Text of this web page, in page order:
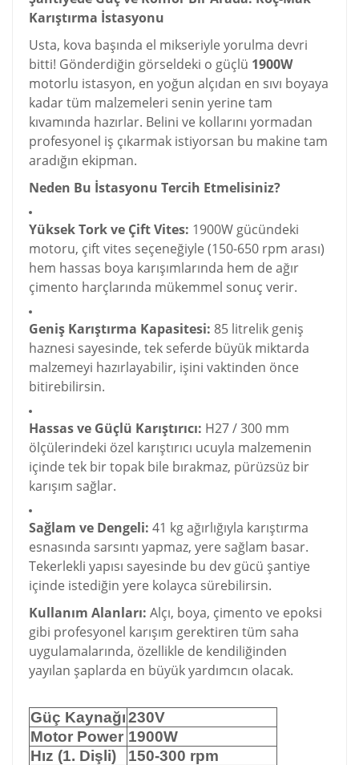
Karıştırma İstasyonu
Usta, kova başında el mikseriyle yorulma devri
bitti! Gönderdiğin görseldeki o güçlü 1900W
motorlu istasyon, en yoğun alçıdan en sıvı boyaya
kadar tüm malzemeleri senin yerine tam
kıvamında hazırlar. Belini ve kollarını yormadan
profesyonel iş çıkarmak istiyorsan bu makine tam
aradığın ekipman.
Neden Bu İstasyonu Tercih Etmelisiniz?
Yüksek Tork ve Çift Vites: 1900W gücündeki
motoru, çift vites seçeneğiyle (150-650 rpm arası)
hem hassas boya karışımlarında hem de ağır
çimento harçlarında mükemmel sonuç verir.
Geniş Karıştırma Kapasitesi: 85 litrelik geniş
haznesi sayesinde, tek seferde büyük miktarda
malzemeyi hazırlayabilir, işini vaktinden önce
bitirebilirsin.
Hassas ve Güçlü Karıştırıcı: H27 / 300 mm
ölçülerindeki özel karıştırıcı ucuyla malzemenin
içinde tek bir topak bile bırakmaz, pürüzsüz bir
karışım sağlar.
Sağlam ve Dengeli: 41 kg ağırlığıyla karıştırma
esnasında sarsıntı yapmaz, yere sağlam basar.
Tekerlekli yapısı sayesinde bu dev gücü şantiye
içinde istediğin yere kolayca sürebilirsin.
Kullanım Alanları: Alçı, boya, çimento ve epoksi
gibi profesyonel karışım gerektiren tüm saha
uygulamalarında, özellikle de kendiliğinden
yayılan şaplarda en büyük yardımcın olacak.
Güç Kaynağı230V
Motor Power 1900W
Hız (1. Dişli)
150-300 rpm